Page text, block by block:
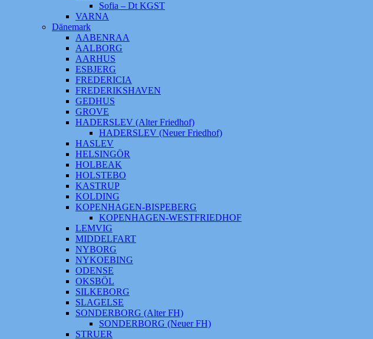
Sofia – Dt KGST
VARNA
Dänemark
AABENRAA
AALBORG
AARHUS
ESBJERG
FREDERICIA
FREDERIKSHAVEN
GEDHUS
GROVE
HADERSLEV (Alter Friedhof)
HADERSLEV (Neuer Friedhof)
HASLEV
HELSINGÖR
HOLBEAK
HOLSTEBO
KASTRUP
KOLDING
KOPENHAGEN-BISPEBERG
KOPENHAGEN-WESTFRIEDHOF
LEMVIG
MIDDELFART
NYBORG
NYKOEBING
ODENSE
OKSBÖL
SILKEBORG
SLAGELSE
SONDERBORG (Alter FH)
SONDERBORG (Neuer FH)
STRUER